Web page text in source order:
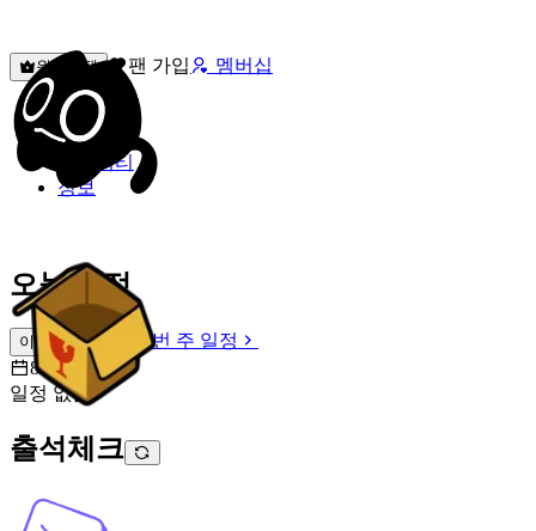
원픽선택 팬 가입 멤버십
밐타운
피드
커뮤니티
정보
오늘 일정
이번 주 일정
이번 주 일정
8월 9일 [일]
일정 없음
출석체크